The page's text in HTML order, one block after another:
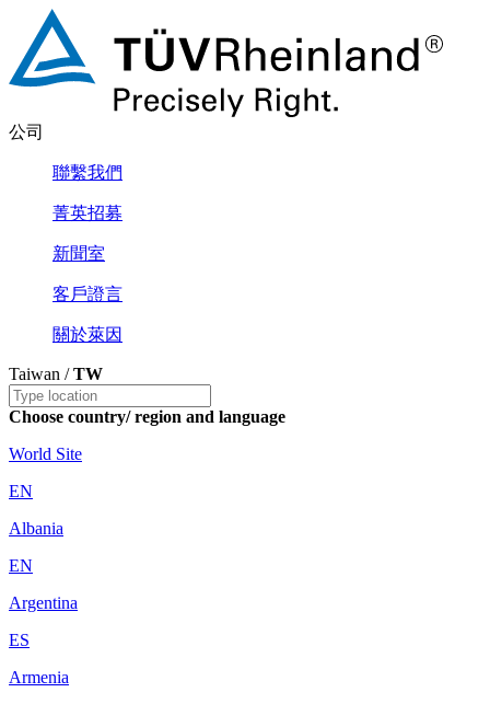
公司
聯繫我們
菁英招募
新聞室
客戶證言
關於萊因
Taiwan /TW
Choose country/ region and language
World Site
EN
Albania
EN
Argentina
ES
Armenia